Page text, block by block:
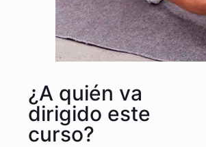
¿A quién va
dirigido este
curso?